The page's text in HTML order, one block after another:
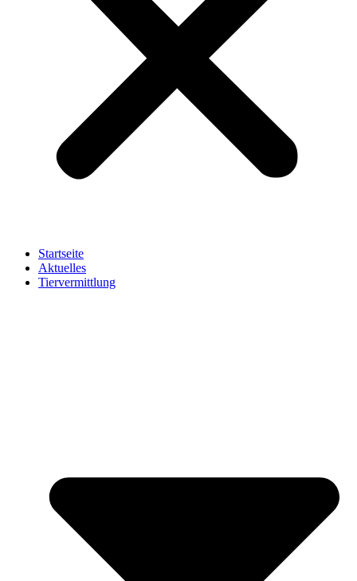
Startseite
Aktuelles
Tiervermittlung